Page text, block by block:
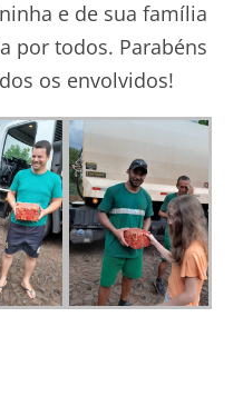
e de sua família
por todos. Parabéns
os envolvidos!